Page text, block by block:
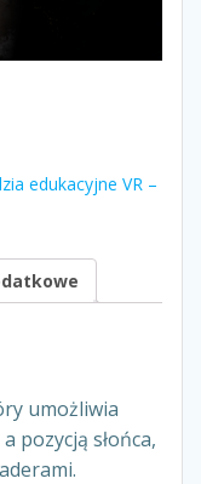
edukacyjne VR –
umożliwia
pozycją słońca,